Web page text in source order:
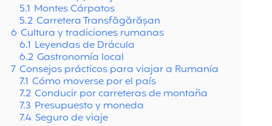
5.1 Montes Cárpatos
5.2 Carretera Transfăgărășan
6 Cultura y tradiciones rumanas
6.1 Leyendas de Drácula
6.2 Gastronomía local
7 Consejos prácticos para viajar a Rumanía
7.1 Cómo moverse por el país
7.2 Conducir por carreteras de montaña
7.3 Presupuesto y moneda
7.4 Seguro de viaje